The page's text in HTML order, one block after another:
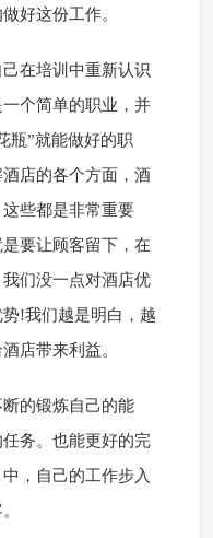
好这份工作。
在培训中重新认识
个简单的职业，并
瓶”就能做好的职
店的各个方面，酒
些都是非常重要
要让顾客留下，在
们没一点对酒店优
!我们越是明白，越
店带来利益。
的锻炼自己的能
务。也能更好的完
，自己的工作步入